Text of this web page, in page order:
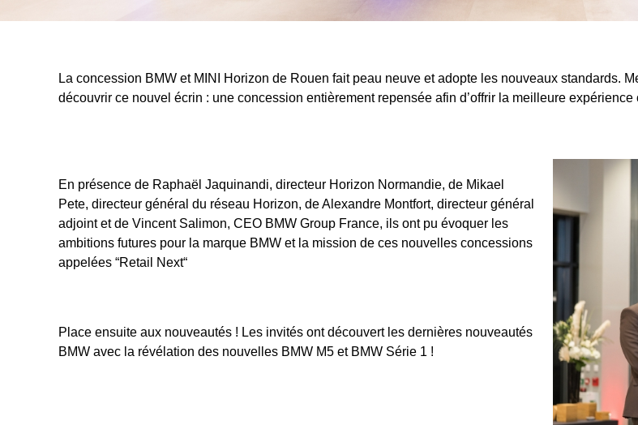
La concession BMW et MINI Horizon de Rouen fait peau neuve et adopte les nouveaux standards.
découvrir ce nouvel écrin : une concession entièrement repensée afin d’offrir la meilleure
En présence de Raphaël Jaquinandi, directeur Horizon Normandie, de Mikael
Pete, directeur général du réseau Horizon, de Alexandre Montfort, directeur général
adjoint et de Vincent Salimon, CEO BMW Group France, ils ont pu évoquer les
ambitions futures pour la marque BMW et la mission de ces nouvelles concessions
appelées “Retail Next“
Place ensuite aux nouveautés ! Les invités ont découvert les dernières nouveautés
BMW avec la révélation des nouvelles BMW M5 et BMW Série 1 !